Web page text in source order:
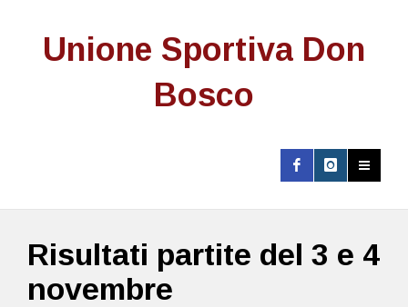
Unione Sportiva Don
Bosco
Risultati partite del 3 e 4
novembre